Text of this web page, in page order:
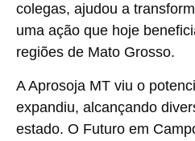
colegas, ajudou a
uma ação que hoje
regiões de Mato Grosso.
A Aprosoja MT viu o
expandiu, alcançando
estado. O Futuro em